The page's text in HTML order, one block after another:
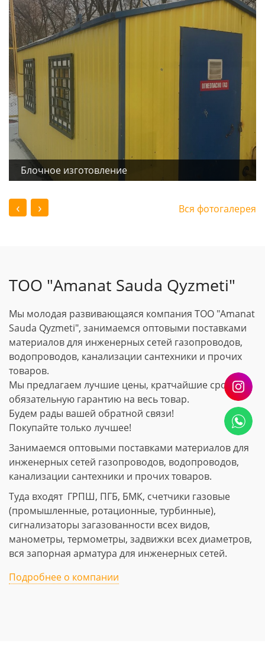
Блочное изготовление
‹ › Вся фотогалерея
ТОО "Amanat Sauda Qyzmeti"
Мы молодая развивающаяся компания ТОО "Amanat
Sauda Qyzmeti", занимаемся оптовыми поставками
материалов для инженерных сетей газопроводов,
водопроводов, канализации сантехники и прочих
товаров.
Мы предлагаем лучшие цены, кратчайшие сроки и
обязательную гарантию на весь товар.
Будем рады вашей обратной связи!
Покупайте только лучшее!
Занимаемся оптовыми поставками материалов для
инженерных сетей газопроводов, водопроводов,
канализации сантехники и прочих товаров.
Туда входят ГРПШ, ПГБ, БМК, счетчики газовые
(промышленные, ротационные, турбинные),
сигнализаторы загазованности всех видов,
манометры, термометры, задвижки всех диаметров,
вся запорная арматура для инженерных сетей.
Подробнее о компании